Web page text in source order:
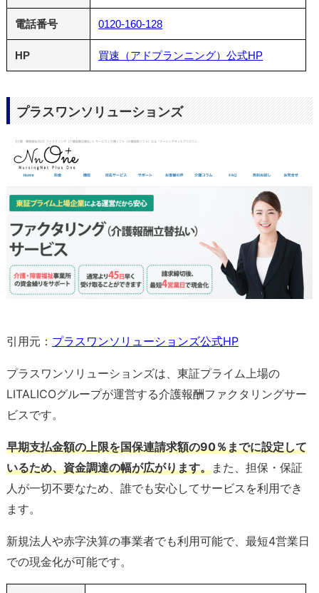
電話番号 0120-160-128
HP 買速（アドプランニング）公式HP
プラスワンソリューションズ
引用元： プラスワンソリューションズ公式HP
プラスワンソリューションズは、東証プライム上場の
LITALICOグループが運営する介護報酬ファクタリングサー
ビスです。
早期支払金額の上限を国保連請求額の90％までに設定して
いるため、資金調達の幅が広がります。また、担保・保証
人が一切不要なため、誰でも安心してサービスを利用でき
ます。
新規法人や赤字決算の事業者でも利用可能で、最短4営業日
での現金化が可能です。